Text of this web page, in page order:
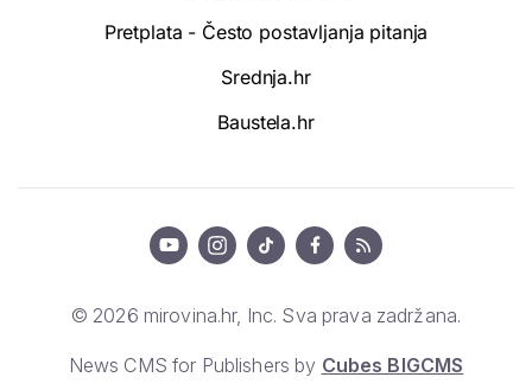
Pretplata - Često postavljanja pitanja
Srednja.hr
Baustela.hr
© 2026 mirovina.hr, Inc. Sva prava zadržana.
News CMS for Publishers by Cubes BIGCMS